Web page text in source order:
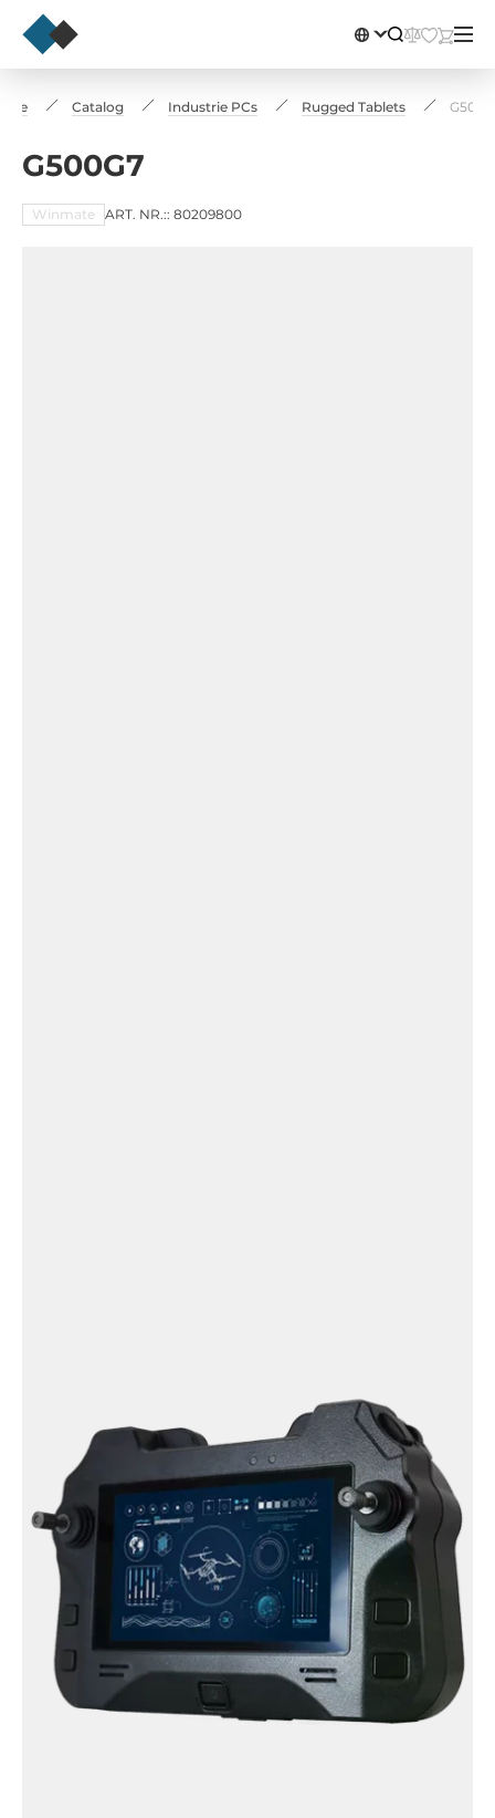
Catalog Industrie PCs Rugged Tablets
G500G7
Winmate ART. NR.:: 80209800